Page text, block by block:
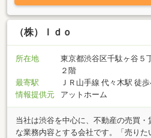
は、アイデアルへお任せください！
（株）Ｉｄｏ
所在地
東京都渋谷区千駄ヶ谷５
２階
最寄駅
ＪＲ山手線 代々木駅 徒
情報提供元
アットホーム
当社は渋谷を中心に、不動産の売買
な業務内容とする会社です。「売り